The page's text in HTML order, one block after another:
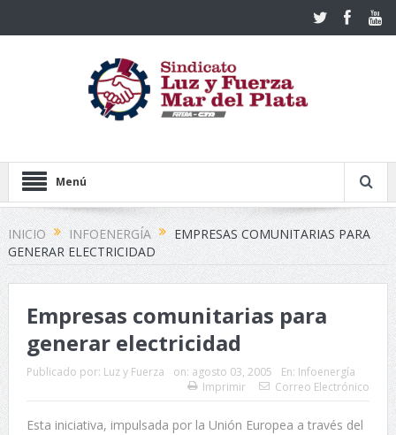
Menú
INICIO INFOENERGÍA
EMPRESAS COMUNITARIAS PARA
GENERAR ELECTRICIDAD
Empresas comunitarias para
generar electricidad
Publicado por: Luz y Fuerza on: agosto 03, 2005 En: Infoenergía
Imprimir
Correo Electrónico
Esta iniciativa, impulsada por la Unión Europea a través del